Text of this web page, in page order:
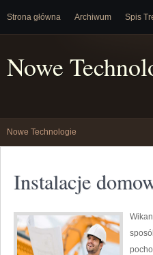
Strona główna Archiwum Spis
Nowe
Nowe Technologie
Instalacje